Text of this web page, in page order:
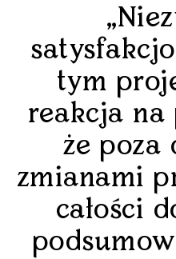
tym
reakcja na
że poza
zmianami
całości